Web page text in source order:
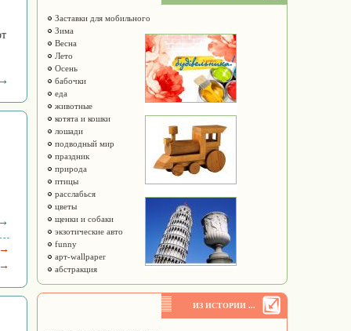
Заставки для мобильного
Зима
Весна
Лето
Осень
бабочки
еда
животные
котята и кошки
лошади
подводный мир
праздник
природа
птицы
расслабься
цветы
щенки и собаки
экзотические авто
funny
арт-wallpaper
абстракция
ИЗ ИСТОРИИ ...